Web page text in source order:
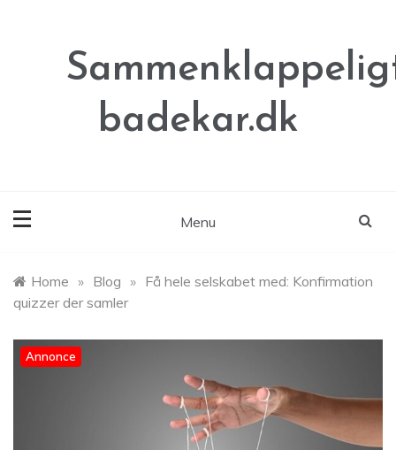
badekar.dk
Menu
Home » Blog » Få hele selskabet med: Konfirmation
quizzer der samler
Annonce